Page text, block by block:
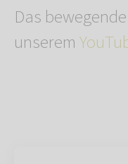
Das
unserem